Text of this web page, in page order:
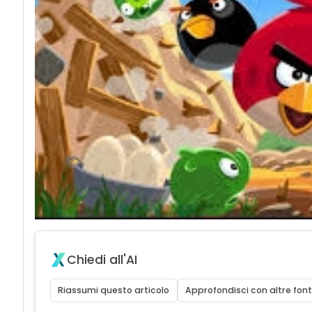
Chiedi all'AI
Riassumi questo articolo Approfondisci con altre